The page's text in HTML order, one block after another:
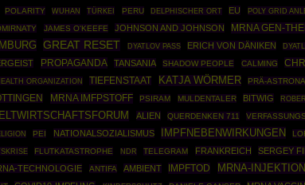
POLARITY WUHAN TÜRKEI PERU DELPHISCHER ORT EU POLY GRID
JAMES O'KEEFE JOHNSON AND JOHNSON MRNA GEN-
GREAT RESET DYATLOV PASS ERICH VON DÄNIKEN
PROPAGANDA TANSANIA SHADOW PEOPLE CALMING
ORGANIZATION TIEFENSTAAT KATJA WÖRMER PRÄ-
MRNA IMFPSTOFF PSIRAM MULDENTALER BITWIG
ALIEN QUERDENKEN 711
PEI NATIONALSOZIALISMUS IMPFNEBENWIRKUNGEN
FLUTKATASTROPHE NDR TELEGRAM FRANKREICH SERGEY
TECHNOLOGIE ANTIFA AMBIENT IMPFTOD MRNA-INJEKTION